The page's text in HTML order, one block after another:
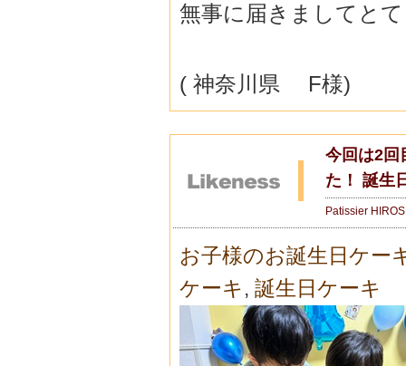
無事に届きましてと
( 神奈川県 F様)
今回は2回
た！ 誕生
Patissier
お子様のお誕生日ケー
ケーキ , 誕生日ケーキ